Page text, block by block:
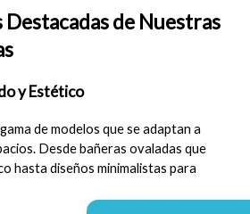
de Nuestras
y Estético
de modelos que se adaptan a
Desde bañeras ovaladas que
hasta diseños minimalistas para